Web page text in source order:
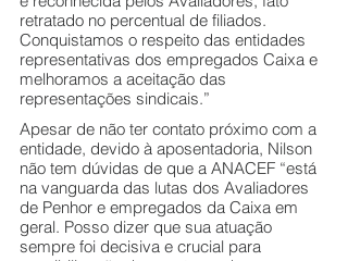
retratado no percentual de filiados.
Conquistamos o respeito das entidades
representativas dos empregados Caixa e
melhoramos a aceitação das
representações sindicais.”
Apesar de não ter contato próximo com a
entidade, devido à aposentadoria, Nilson
não tem dúvidas de que a ANACEF “está
na vanguarda das lutas dos Avaliadores
de Penhor e empregados da Caixa em
geral. Posso dizer que sua atuação
sempre foi decisiva e crucial para